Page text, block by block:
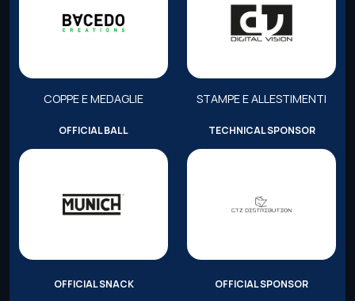
COPPE E MEDAGLIE STAMPE E ALLESTIMENTI
OFFICIAL BALL TECHNICAL SPONSOR
OFFICIAL SNACK OFFICIAL SPONSOR